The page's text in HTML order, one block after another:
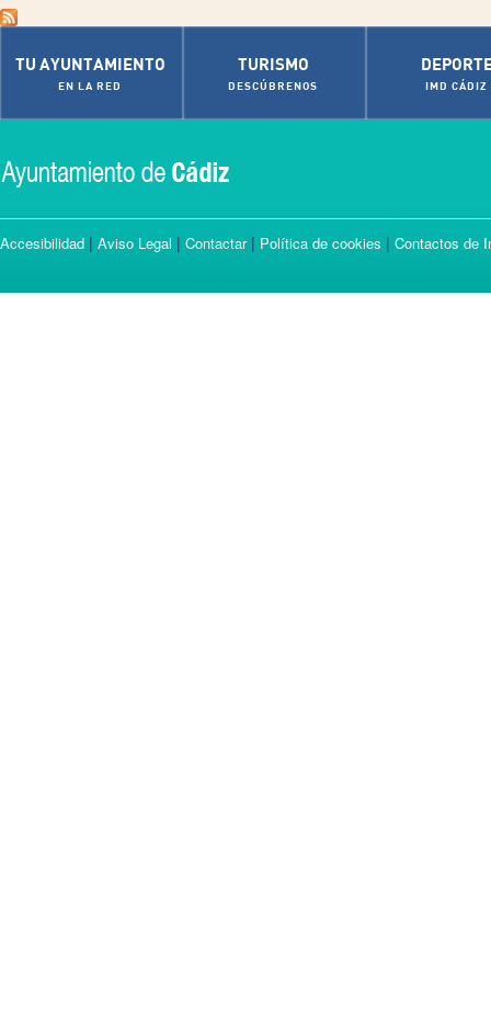
TU AYUNTAMIENTO
EN LA RED
TURISMO
DESCÚBRENOS IMD CÁDIZ
Accesibilidad | Aviso Legal | Contactar| Política de cookies | Contactos de